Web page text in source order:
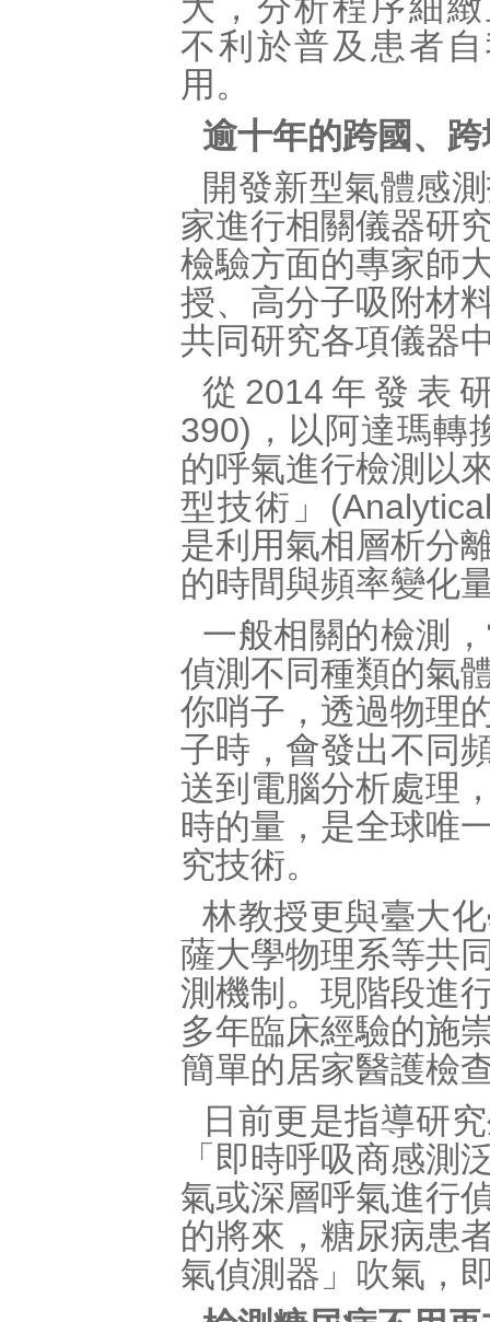
不利於普及患者
用。
逾十年的跨國、
開發新型氣體感
家進行相關儀器研
檢驗方面的專家師
授、高分子吸附材
共同研究各項儀器
從2014年發表
390)，以阿達瑪轉
的呼氣進行檢測以
型技術」
是利用氣相層析分
的時間與頻率變化
一般相關的檢測
偵測不同種類的氣
你哨子，透過物理
子時，會發出不同
送到電腦分析處理
時的量，是全球唯
究技術。
林教授更與臺大
薩大學物理系等共
測機制。現階段進
多年臨床經驗的施
簡單的居家醫護檢
日前更是指導研
「即時呼吸商感測
氣或深層呼氣進行
的將來，糖尿病患
氣偵測器」吹氣，